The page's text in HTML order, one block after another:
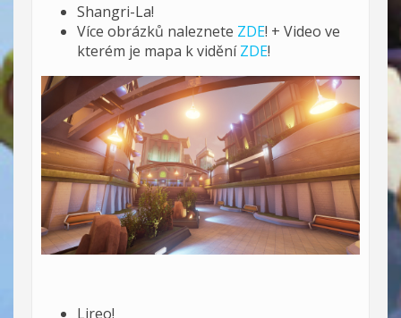
Shangri-La!
Více obrázků naleznete ZDE! + Video ve
kterém je mapa k viděníZDE!
Lireo!